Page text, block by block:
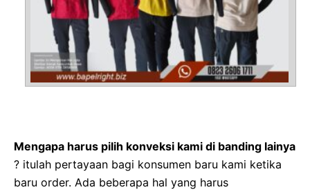
Mengapa harus pilih konveksi kami di banding lainya
? itulah pertayaan bagi konsumen baru kami ketika
baru order. Ada beberapa hal yang harus